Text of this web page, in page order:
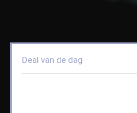
Deal van de dag